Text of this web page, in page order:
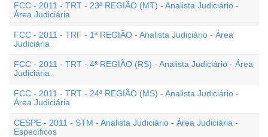
FCC - 2011 - TRT - 23ª REGIÃO (MT) - Analista Judiciário -
Área Judiciária
FCC - 2011 - TRF - 1ª REGIÃO - Analista Judiciário - Área
Judiciária
FCC - 2011 - TRT - 4ª REGIÃO (RS) - Analista Judiciário - Área
Judiciária
FCC - 2011 - TRT - 24ª REGIÃO (MS) - Analista Judiciário -
Área Judiciária
CESPE - 2011 - STM - Analista Judiciário - Área Judiciária -
Específicos